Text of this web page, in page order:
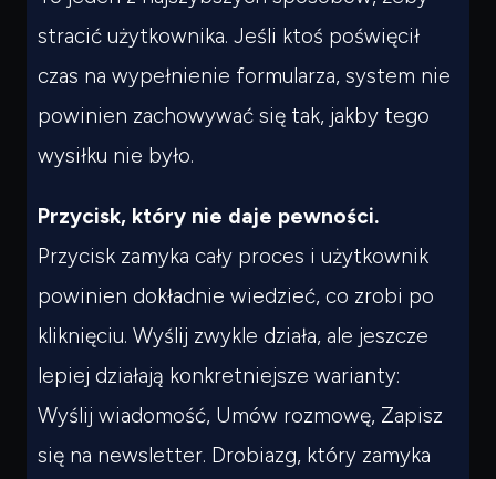
stracić użytkownika. Jeśli ktoś poświęcił
czas na wypełnienie formularza, system nie
powinien zachowywać się tak, jakby tego
wysiłku nie było.
Przycisk, który nie daje pewności.
Przycisk zamyka cały proces i użytkownik
powinien dokładnie wiedzieć, co zrobi po
kliknięciu. Wyślij zwykle działa, ale jeszcze
lepiej działają konkretniejsze warianty:
Wyślij wiadomość, Umów rozmowę, Zapisz
się na newsletter. Drobiazg, który zamyka